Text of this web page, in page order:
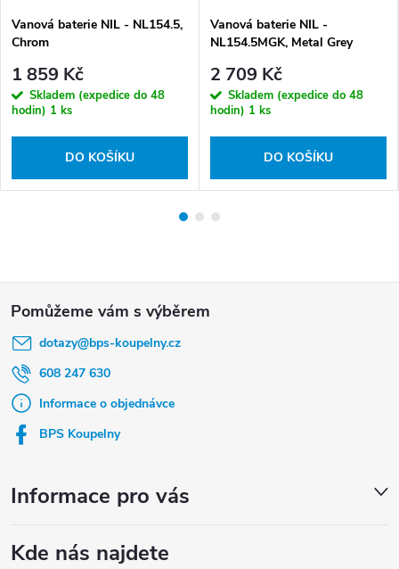
Vanová baterie NIL - NL154.5,
Chrom
1 859 Kč
Skladem (expedice do 48
hodin) 1 ks
DO KOŠÍKU
Vanová baterie NIL -
NL154.5MGK, Metal Grey
2 709 Kč
Skladem (expedice do 48
hodin) 1 ks
DO KOŠÍKU
dotazy@bps-koupelny.cz
608 247 630
Informace o objednávce
BPS Koupelny
Informace pro vás
Kde nás najdete